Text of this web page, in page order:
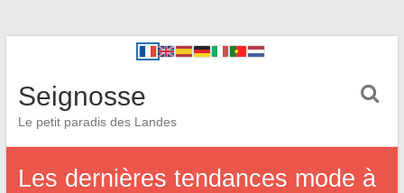
Seignosse
Le petit paradis des Landes
Les dernières tendances mode à